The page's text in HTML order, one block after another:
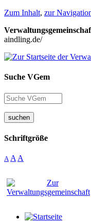
Zum Inhalt, zur
aindling.de/
Suche VGem
suchen
Schriftgröße
A A A